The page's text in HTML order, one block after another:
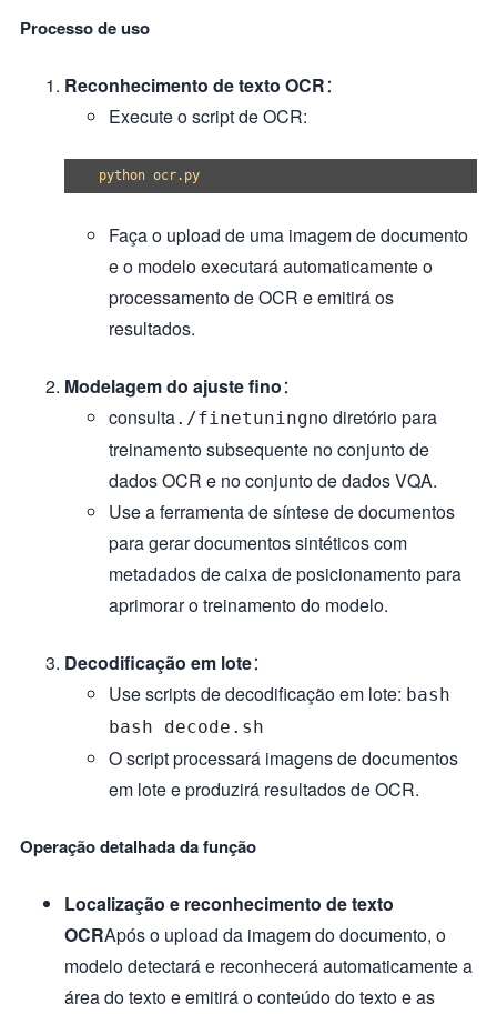
Processo de uso
Reconhecimento de texto OCR：
Execute o script de OCR:
Faça o upload de uma imagem de documento
e o modelo executará automaticamente o
processamento de OCR e emitirá os
resultados.
Modelagem do ajuste fino：
consulta./finetuningno diretório para
treinamento subsequente no conjunto de
dados OCR e no conjunto de dados VQA.
Use a ferramenta de síntese de documentos
para gerar documentos sintéticos com
metadados de caixa de posicionamento para
aprimorar o treinamento do modelo.
Decodificação em lote：
Use scripts de decodificação em lote: bash
bash decode.sh
O script processará imagens de documentos
em lote e produzirá resultados de OCR.
Operação detalhada da função
Localização e reconhecimento de texto
OCRApós o upload da imagem do documento, o
modelo detectará e reconhecerá automaticamente a
área do texto e emitirá o conteúdo do texto e as